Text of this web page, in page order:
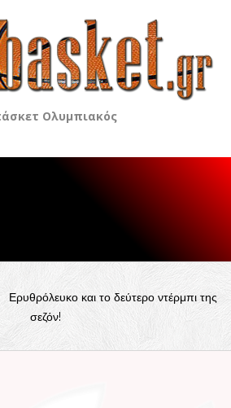
Ολυμπιακός
Ερυθρόλευκο και το δεύτερο ντέρμπι της
σεζόν!